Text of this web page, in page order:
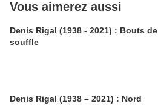
Vous aimerez aussi
Denis Rigal (1938 - 2021) : Bouts de
souffle
Denis Rigal (1938 – 2021) : Nord